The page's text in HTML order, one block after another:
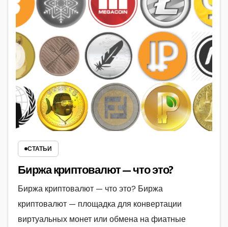
СТАТЬИ
Биржа криптовалют — что это?
Биржа криптовалют — что это? Биржа
криптовалют — площадка для конвертации
виртуальных монет или обмена на фиатные